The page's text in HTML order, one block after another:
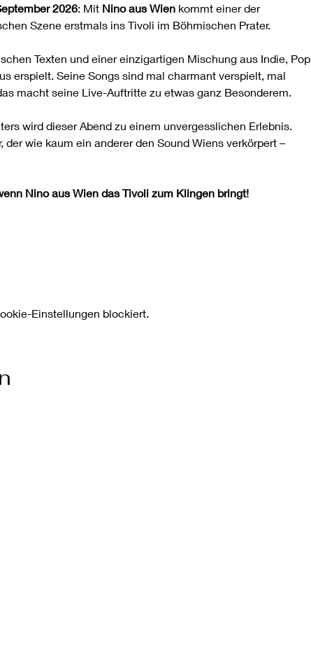
2026: Mit Nino aus Wien kommt einer der
Szene erstmals ins Tivoli im Böhmischen Prater.
Texten und einer einzigartigen Mischung aus Indie, Pop
erspielt. Seine Songs sind mal charmant verspielt, mal
macht seine Live-Auftritte zu etwas ganz Besonderem.
wird dieser Abend zu einem unvergesslichen Erlebnis.
wie kaum ein anderer den Sound Wiens verkörpert –
Nino aus Wien das Tivoli zum Klingen bringt!
Einstellungen blockiert.